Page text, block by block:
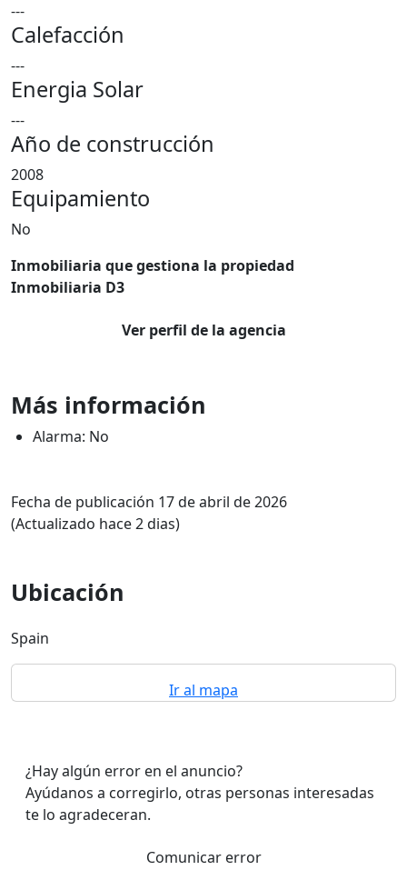
---
Calefacción
---
Energia Solar
---
Año de construcción
2008
Equipamiento
No
Inmobiliaria que gestiona la propiedad
Inmobiliaria D3
Ver perfil de la agencia
Más información
Alarma: No
Fecha de publicación 17 de abril de 2026
(Actualizado hace 2 dias)
Ubicación
Spain
Ir al mapa
¿Hay algún error en el anuncio?
Ayúdanos a corregirlo, otras personas interesadas
te lo agradeceran.
Comunicar error